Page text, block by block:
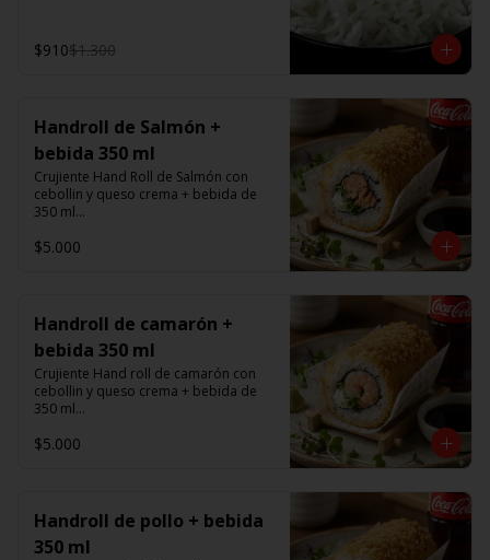
$910$1.300
Handroll de Salmón +
bebida 350 ml
Crujiente Hand Roll de Salmón con
cebollin y queso crema + bebida de
350 ml
Promoción valida de Lunes a viernes
$5.000
Handroll de camarón +
bebida 350 ml
Crujiente Hand roll de camarón con
cebollin y queso crema + bebida de
350 ml
Promoción valida de Lunes a viernes
$5.000
Handroll de pollo + bebida
350 ml